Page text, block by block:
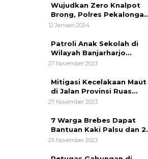
Wujudkan Zero Knalpot
Brong, Polres Pekalongan
Kota Berikan Edukasi
12 Januari 2024
Patroli Anak Sekolah di
Wilayah Banjarharjo
Brebes
27 November 2023
Mitigasi Kecelakaan Maut
di Jalan Provinsi Ruas
Banjarharjo-Salem
27 November 2023
7 Warga Brebes Dapat
Bantuan Kaki Palsu dan 2
Operasi Bibir Sumbing
25 November 2023